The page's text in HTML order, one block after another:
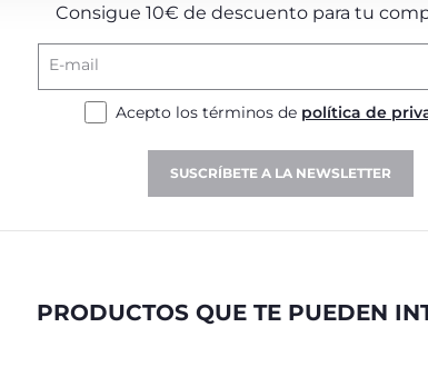
Consigue 10€ de descuento para tu
E-mail
Acepto los términos de política de
SUSCRÍBETE A LA NEWSLETTER
PRODUCTOS QUE TE PUEDEN